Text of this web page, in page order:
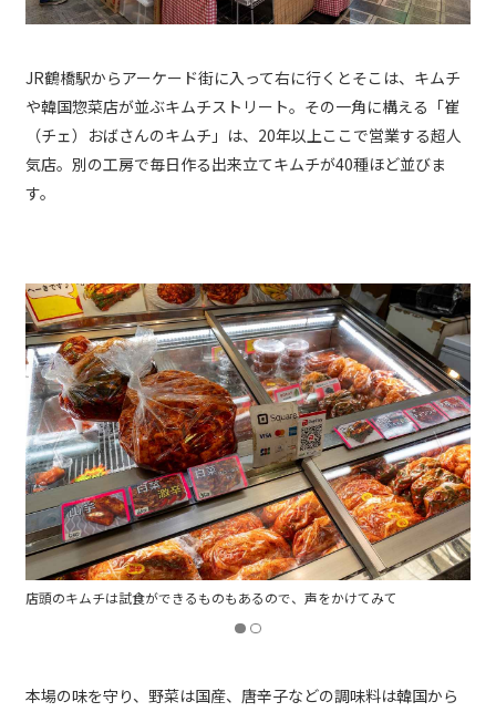
JR鶴橋駅からアーケード街に入って右に行くとそこは、キムチ
や韓国惣菜店が並ぶキムチストリート。その一角に構える「崔
（チェ）おばさんのキムチ」は、20年以上ここで営業する超人
気店。別の工房で毎日作る出来立てキムチが40種ほど並びま
す。
店頭のキムチは試食ができるものもあるので、声をかけてみて
本場の味を守り、野菜は国産、唐辛子などの調味料は韓国から